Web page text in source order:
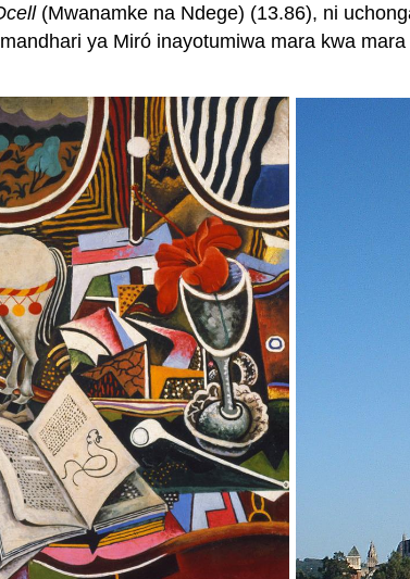
(Mwanamke na Ndege) (13.86), ni
ya Miró inayotumiwa mara kwa